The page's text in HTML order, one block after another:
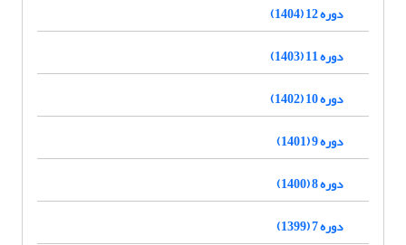
دوره 12 (1404)
دوره 11 (1403)
دوره 10 (1402)
دوره 9 (1401)
دوره 8 (1400)
دوره 7 (1399)